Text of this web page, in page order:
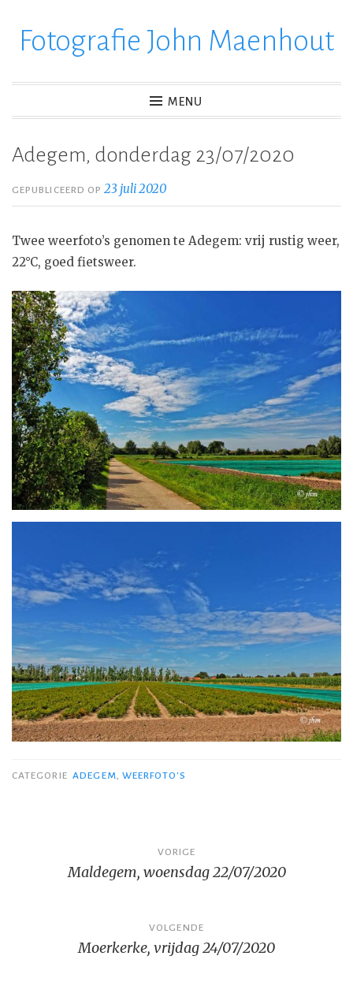
verderFotografie John Maenhout
MENU
Adegem, donderdag 23/07/2020
GEPUBLICEERD OP23 juli 2020
Twee weerfoto’s genomen te Adegem: vrij rustig weer,
22°C, goed fietsweer.
CATEGORIE ADEGEM, WEERFOTO'S
navigatie
VORIGE
Maldegem, woensdag 22/07/2020
VOLGENDE
Moerkerke, vrijdag 24/07/2020